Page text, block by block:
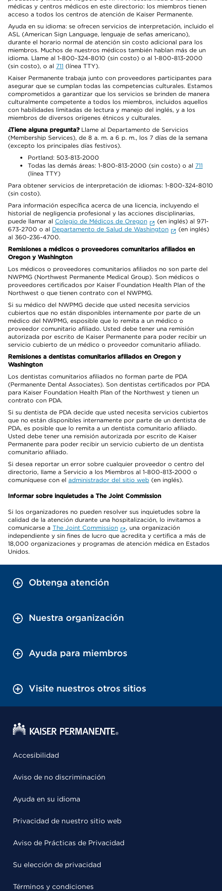
médicas y centros médicos en este directorio: los miembros tienen
acceso a todos los centros de atención de Kaiser Permanente.
Ayuda en su idioma: se ofrecen servicios de interpretación, incluido el
ASL (American Sign Language, lenguaje de señas americano),
durante el horario normal de atención sin costo adicional para los
miembros. Muchos de nuestros médicos también hablan más de un
idioma. Llame al 1-800-324-8010 (sin costo) o al 1-800-813-2000
(sin costo), o al 711 (línea TTY).
Kaiser Permanente trabaja junto con proveedores participantes para
asegurar que se cumplan todas las competencias culturales. Estamos
comprometidos a garantizar que los servicios se brinden de manera
culturalmente competente a todos los miembros, incluidos aquellos
con habilidades limitadas de lectura y manejo del inglés, y a los
miembros de diversos orígenes étnicos y culturales.
¿Tiene alguna pregunta?Llame al Departamento de Servicios
(Membership Services), de 8 a. m. a 6 p. m., los 7 días de la semana
(excepto los principales días festivos).
Portland: 503-813-2000
Todas las demás áreas: 1-800-813-2000 (sin costo) o al 711
(línea TTY)
Para obtener servicios de interpretación de idiomas: 1-800-324-8010
(sin costo).
Para información específica acerca de una licencia, incluyendo el
historial de negligencia profesional y las acciones disciplinarias,
puede llamar al Colegio de Médicos de Oregon
(en inglés) al 971-
673-2700 o al Departamento de Salud de Washington
(en inglés)
al 360-236-4700.
Remisiones a médicos o proveedores comunitarios afiliados en
Oregon y Washington
Los médicos o proveedores comunitarios afiliados no son parte del
NWPMG (Northwest Permanente Medical Group). Son médicos o
proveedores certificados por Kaiser Foundation Health Plan of the
Northwest o que tienen contrato con el NWPMG.
Si su médico del NWPMG decide que usted necesita servicios
cubiertos que no están disponibles internamente por parte de un
médico del NWPMG, esposible que lo remita a un médico o
proveedor comunitario afiliado. Usted debe tener una remisión
autorizada por escrito de Kaiser Permanente para poder recibir un
servicio cubierto de un médico o proveedor comunitario afiliado.
Remisiones a dentistas comunitarios afiliados en Oregon y
Washington
Los dentistas comunitarios afiliados no forman parte de PDA
(Permanente Dental Associates). Son dentistas certificados por PDA
para Kaiser Foundation Health Plan of the Northwest y tienen un
contrato con PDA.
Si su dentista de PDA decide que usted necesita servicios cubiertos
que no están disponibles internamente por parte de un dentista de
PDA, es posible que lo remita a un dentista comunitario afiliado.
Usted debe tener una remisión autorizada por escrito de Kaiser
Permanente para poder recibir un servicio cubierto de un dentista
comunitario afiliado.
Si desea reportar un error sobre cualquier proveedor o centro del
directorio, llame a Servicio a los Miembros al 1-800-813-2000 o
comuníquese con el administrador del sitio web (en inglés).
Informar sobre inquietudes a The Joint Commission
Si los organizadores no pueden resolver sus inquietudes sobre la
calidad de la atención durante una hospitalización, lo invitamos a
comunicarse a The Joint Commission
, una organización
independiente y sin fines de lucro que acredita y certifica a más de
18,000 organizaciones y programas de atención médica en Estados
Unidos.
Obtenga atención
Nuestra organización
Ayuda para miembros
Visite nuestros otros sitios
Accesibilidad
Aviso de no discriminación
Ayuda en su idioma
Privacidad de nuestro sitio web
Aviso de Prácticas de Privacidad
Su elección de privacidad
Términos y condiciones